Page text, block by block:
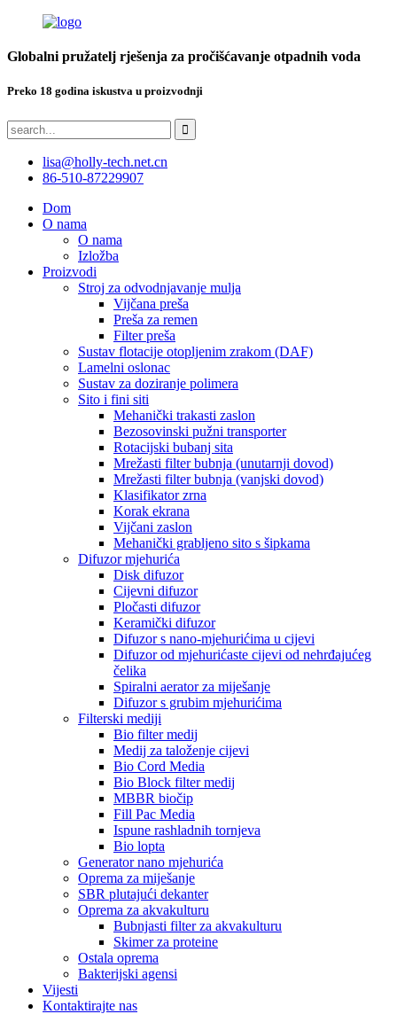
Globalni pružatelj rješenja za pročišćavanje otpadnih voda
Preko 18 godina iskustva u proizvodnji
lisa@holly-tech.net.cn
86-510-87229907
Dom
O nama
O nama
Izložba
Proizvodi
Stroj za odvodnjavanje mulja
Vijčana preša
Preša za remen
Filter preša
Sustav flotacije otopljenim zrakom (DAF)
Lamelni oslonac
Sustav za doziranje polimera
Sito i fini siti
Mehanički trakasti zaslon
Bezosovinski pužni transporter
Rotacijski bubanj sita
Mrežasti filter bubnja (unutarnji dovod)
Mrežasti filter bubnja (vanjski dovod)
Klasifikator zrna
Korak ekrana
Vijčani zaslon
Mehanički grabljeno sito s šipkama
Difuzor mjehurića
Disk difuzor
Cijevni difuzor
Pločasti difuzor
Keramički difuzor
Difuzor s nano-mjehurićima u cijevi
Difuzor od mjehurićaste cijevi od nehrđajućeg
čelika
Spiralni aerator za miješanje
Difuzor s grubim mjehurićima
Filterski mediji
Bio filter medij
Medij za taloženje cijevi
Bio Cord Media
Bio Block filter medij
MBBR biočip
Fill Pac Media
Ispune rashladnih tornjeva
Bio lopta
Generator nano mjehurića
Oprema za miješanje
SBR plutajući dekanter
Oprema za akvakulturu
Bubnjasti filter za akvakulturu
Skimer za proteine
Ostala oprema
Bakterijski agensi
Vijesti
Kontaktirajte nas